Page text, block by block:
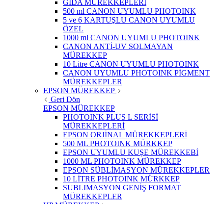
GIDA MÜREKKEPLERİ
500 ml CANON UYUMLU PHOTOINK
5 ve 6 KARTUŞLU CANON UYUMLU
ÖZEL
1000 ml CANON UYUMLU PHOTOINK
CANON ANTİ-UV SOLMAYAN
MÜREKKEP
10 Litre CANON UYUMLU PHOTOINK
CANON UYUMLU PHOTOINK PİGMENT
MÜREKKEPLER
EPSON MÜREKKEP
Geri Dön
EPSON MÜREKKEP
PHOTOINK PLUS L SERİSİ
MÜREKKEPLERİ
EPSON ORJİNAL MÜREKKEPLERİ
500 ML PHOTOINK MÜRKKEP
EPSON UYUMLU KUŞE MÜREKKEBİ
1000 ML PHOTOINK MÜREKKEP
EPSON SÜBLİMASYON MÜREKKEPLER
10 LİTRE PHOTOINK MÜRKKEP
SUBLIMASYON GENİŞ FORMAT
MÜREKKEPLER